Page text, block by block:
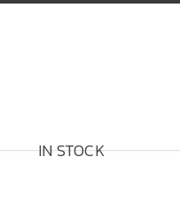
IN STOCK